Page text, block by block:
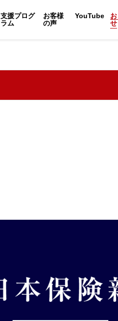
支援プログ
ラム
お客様
の声
YouTube
せ